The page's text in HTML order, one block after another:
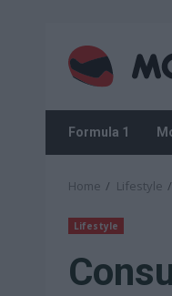
content
Formula 1
Home Lifestyle
Lifestyle